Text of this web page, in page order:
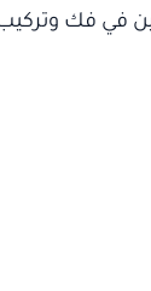
في فك وتركيب